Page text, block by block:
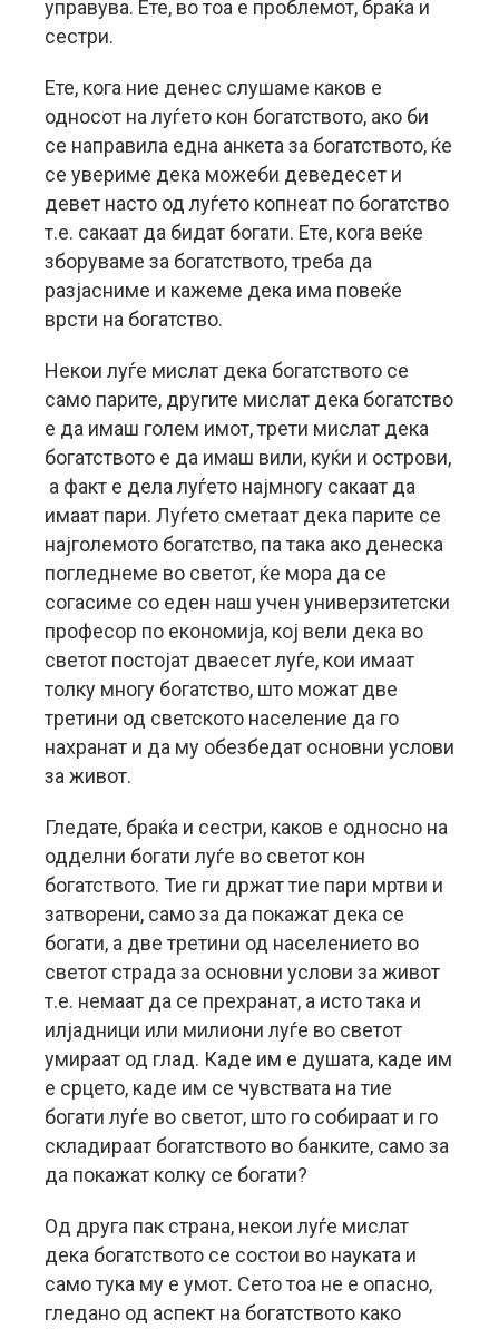
управува. Ете, во тоа е проблемот, браќа и
сестри.
Ете, кога ние денес слушаме каков е
односот на луѓето кон богатството, ако би
се направила една анкета за богатството, ќе
се увериме дека можеби деведесет и
девет насто од луѓето копнеат по богатство
т.е. сакаат да бидат богати. Ете, кога веќе
зборуваме за богатството, треба да
разјасниме и кажеме дека има повеќе
врсти на богатство.
Некои луѓе мислат дека богатството се
само парите, другите мислат дека богатство
е да имаш голем имот, трети мислат дека
богатството е да имаш вили, куќи и острови,
а факт е дела луѓето најмногу сакаат да
имаат пари. Луѓето сметаат дека парите се
најголемото богатство, па така ако денеска
погледнеме во светот, ќе мора да се
согасиме со еден наш учен универзитетски
професор по економија, кој вели дека во
светот постојат дваесет луѓе, кои имаат
толку многу богатство, што можат две
третини од светското население да го
нахранат и да му обезбедат основни услови
за живот.
Гледате, браќа и сестри, каков е односно на
одделни богати луѓе во светот кон
богатството. Тие ги држат тие пари мртви и
затворени, само за да покажат дека се
богати, а две третини од населението во
светот страда за основни услови за живот
т.е. немаат да се прехранат, а исто така и
илјадници или милиони луѓе во светот
умираат од глад. Каде им е душата, каде им
е срцето, каде им се чувствата на тие
богати луѓе во светот, што го собираат и го
складираат богатството во банките, само за
да покажат колку се богати?
Од друга пак страна, некои луѓе мислат
дека богатството се состои во науката и
само тука му е умот. Сето тоа не е опасно,
гледано од аспект на богатството како